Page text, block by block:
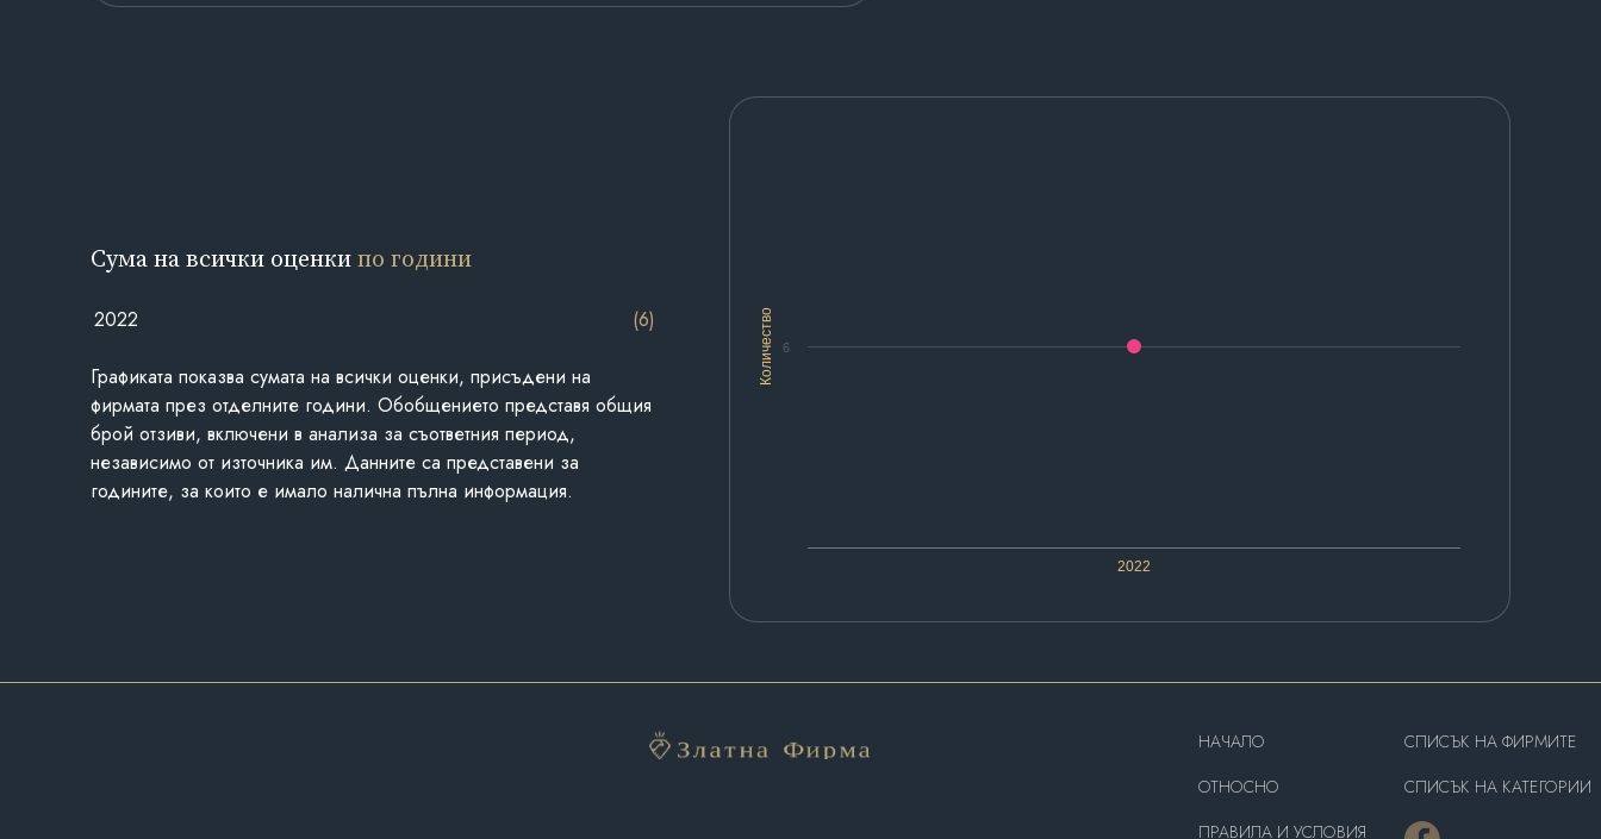
Количество
2022
6
Сума на всички оценкипо години
2022 (6)
Графиката показва сумата на всички оценки, присъдени на
фирмата през отделните години. Обобщението представя общия
брой отзиви, включени в анализа за съответния период,
независимо от източника им. Данните са представени за
годините, за които е имало налична пълна информация.
HAЧАЛО
OТНОСНО
ПРАВИЛА И УСЛОВИЯ
СПИСЪК НА ФИРМИТЕ
СПИСЪК НА КАТЕГОРИИ